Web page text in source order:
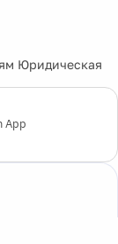
Юридическая
App